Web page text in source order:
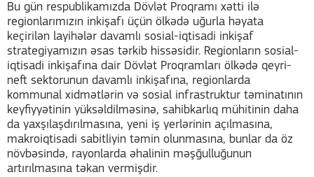
Bu gün respublikamızda Dövlət Proqramı xətti ilə
regionlarımızın inkişafı üçün ölkədə uğurla həyata
keçirilən layihələr davamlı sosial-iqtisadi inkişaf
strategiyamızın əsas tərkib hissəsidir. Regionların sosial-
iqtisadi inkişafına dair Dövlət Proqramları ölkədə qeyri-
neft sektorunun davamlı inkişafına, regionlarda
kommunal xidmətlərin və sosial infrastruktur təminatının
keyfiyyətinin yüksəldilməsinə, sahibkarlıq mühitinin daha
da yaxşılaşdırılmasına, yeni iş yerlərinin açılmasına,
makroiqtisadi sabitliyin təmin olunmasına, bunlar da öz
növbəsində, rayonlarda əhalinin məşğulluğunun
artırılmasına təkan vermişdir.